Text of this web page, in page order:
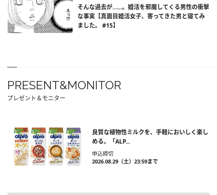
そんな過去が……。婚活を邪魔してくる男性の衝撃
な事実【真面目婚活女子、寄ってきた男と寝てみ
ました。 #15】
PRESENT&MONITOR
プレゼント＆モニター
良質な植物性ミルクを、手軽においしく楽し
める。「ALP...
申込締切
2026.08.29（土）23:59まで